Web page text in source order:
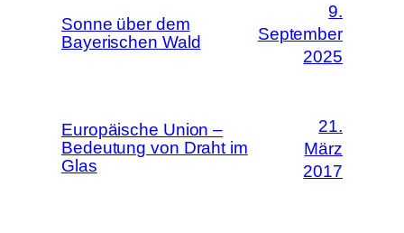
Sonne über dem
Bayerischen Wald
9.
September
2025
Europäische Union –
Bedeutung von Draht im
Glas
21.
März
2017